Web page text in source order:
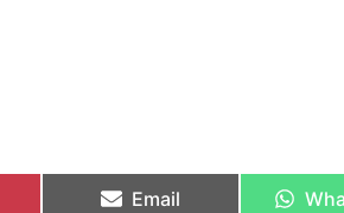
en
Email
en
en
en